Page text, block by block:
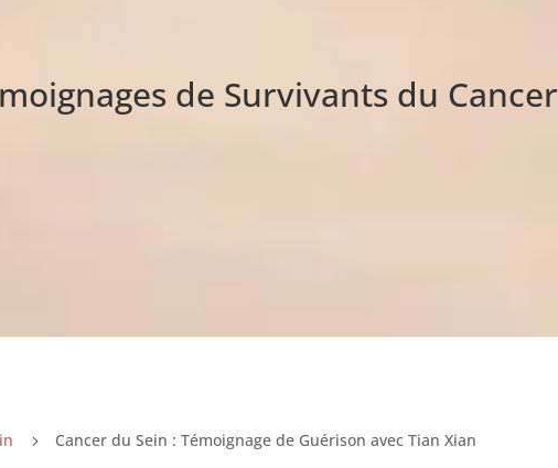
de Survivants du Cancer
5 Cancer du Sein : Témoignage de Guérison avec Tian Xian